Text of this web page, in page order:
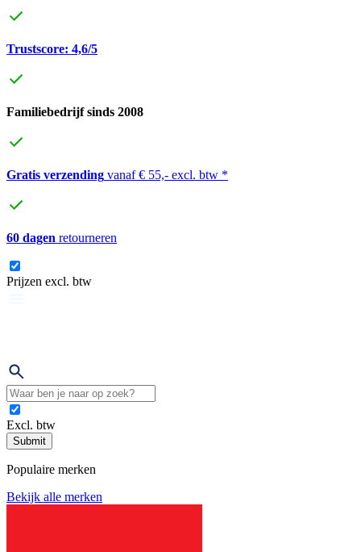
Trustscore: 4,6/5
Familiebedrijf sinds 2008
Gratis verzending vanaf € 55,- excl. btw *
60 dagen retourneren
Prijzen excl. btw
Excl. btw
Submit
Populaire merken
Bekijk alle merken